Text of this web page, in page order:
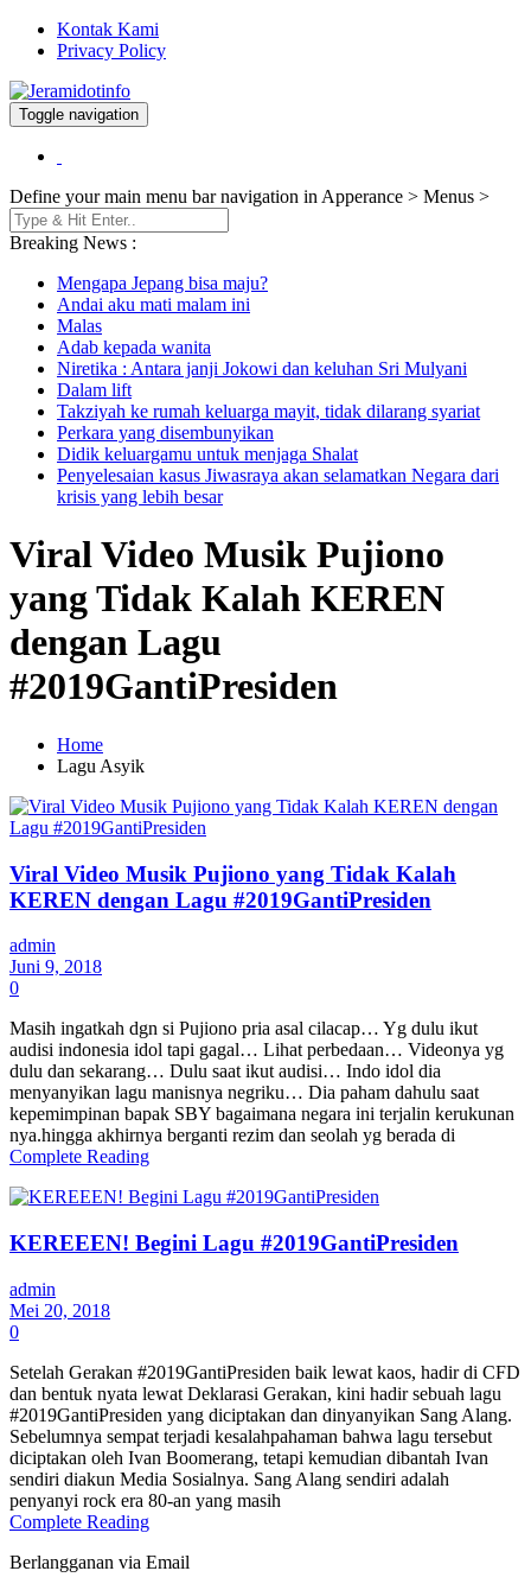
Kontak Kami
Privacy Policy
Jeramidotinfo
Berita dan Informasi Terkini
Toggle navigation
Define your main menu bar navigation in Apperance > Menus >
Breaking News :
Mengapa Jepang bisa maju?
Andai aku mati malam ini
Malas
Adab kepada wanita
Niretika : Antara janji Jokowi dan keluhan Sri Mulyani
Dalam lift
Takziyah ke rumah keluarga mayit, tidak dilarang syariat
Perkara yang disembunyikan
Didik keluargamu untuk menjaga Shalat
Penyelesaian kasus Jiwasraya akan selamatkan Negara dari
krisis yang lebih besar
Viral Video Musik Pujiono
yang Tidak Kalah KEREN
dengan Lagu
#2019GantiPresiden
Home
Lagu Asyik
Viral Video Musik Pujiono yang Tidak Kalah
KEREN dengan Lagu #2019GantiPresiden
admin
Juni 9, 2018
0
Masih ingatkah dgn si Pujiono pria asal cilacap… Yg dulu ikut
audisi indonesia idol tapi gagal… Lihat perbedaan… Videonya yg
dulu dan sekarang… Dulu saat ikut audisi… Indo idol dia
menyanyikan lagu manisnya negriku… Dia paham dahulu saat
kepemimpinan bapak SBY bagaimana negara ini terjalin kerukunan
nya.hingga akhirnya berganti rezim dan seolah yg berada di
Complete Reading
KEREEEN! Begini Lagu #2019GantiPresiden
admin
Mei 20, 2018
0
Setelah Gerakan #2019GantiPresiden baik lewat kaos, hadir di CFD
dan bentuk nyata lewat Deklarasi Gerakan, kini hadir sebuah lagu
#2019GantiPresiden yang diciptakan dan dinyanyikan Sang Alang.
Sebelumnya sempat terjadi kesalahpahaman bahwa lagu tersebut
diciptakan oleh Ivan Boomerang, tetapi kemudian dibantah Ivan
sendiri diakun Media Sosialnya. Sang Alang sendiri adalah
penyanyi rock era 80-an yang masih
Complete Reading
Berlangganan via Email